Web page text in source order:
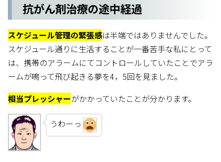
抗がん剤治療の途中経過
スケジュール管理の緊張感は半端ではありませんでした。
スケジュール通りに生活することが一番苦手な私にとって
は、携帯のアラームにてコントロールしていたことでアラ
ームが鳴って飛び起きる夢を4，5回を見ました。
相当プレッシャーがかかっていたことが分かります。
うわーっ